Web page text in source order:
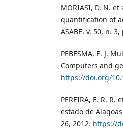
MORIASI, D. N.
quantification of
ASABE, v. 50, n.
PEBESMA, E. J.
Computers and
https://doi.org/
PEREIRA, E. R.
estado de
26, 2012. https://